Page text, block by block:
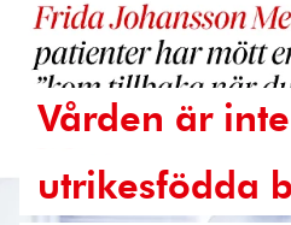
Vården är
utrikesfödda